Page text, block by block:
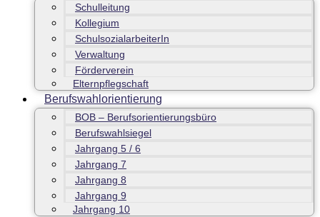
Schulleitung
Kollegium
SchulsozialarbeiterIn
Verwaltung
Förderverein
Elternpflegschaft
Berufswahlorientierung
BOB – Berufsorientierungsbüro
Berufswahlsiegel
Jahrgang 5 / 6
Jahrgang 7
Jahrgang 8
Jahrgang 9
Jahrgang 10